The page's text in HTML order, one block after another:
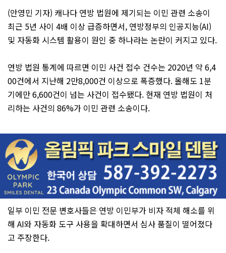
(안영민 기자) 캐나다 연방 법원에 제기되는 이민 관련 소송이
최근 5년 사이 4배 이상 급증하면서, 연방정부의 인공지능(AI)
및 자동화 시스템 활용이 원인 중 하나라는 논란이 커지고 있다.
연방 법원 통계에 따르면 이민 사건 접수 건수는 2020년 약 6,4
00건에서 지난해 2만8,000건 이상으로 폭증했다. 올해도 1분
기에만 6,600건이 넘는 사건이 접수됐다. 현재 연방 법원이 처
리하는 사건의 86%가 이민 관련 소송이다.
일부 이민 전문 변호사들은 연방 이민부가 비자 적체 해소를 위
해 AI와 자동화 도구 사용을 확대하면서 심사 품질이 떨어졌다
고 주장한다.